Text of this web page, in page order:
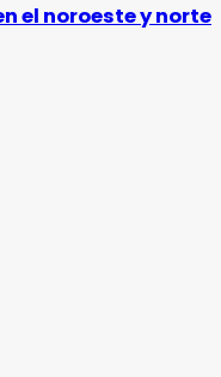
el noroeste y norte